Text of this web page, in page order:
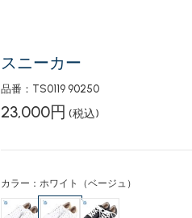
スニーカー
品番：TS0119 90250
23,000円 (税込)
カラー：ホワイト（ベージュ）